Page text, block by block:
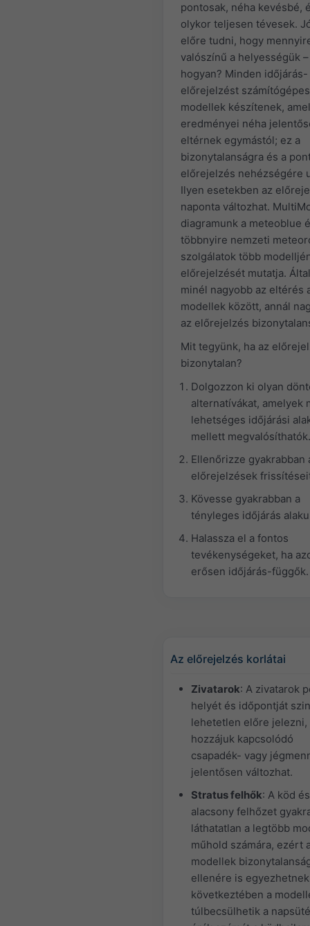
pontosak, néha kevésbé,
olykor teljesen tévesek.
előre tudni, hogy
valószínű a helyességük
hogyan? Minden időjárás-
előrejelzést számítógépes
modellek készítenek,
eredményei néha
eltérnek egymástól; ez a
bizonytalanságra és a
előrejelzés nehézségére
Ilyen esetekben az
naponta változhat.
diagramunk a meteoblue
többnyire nemzeti
szolgálatok több
előrejelzését mutatja.
minél nagyobb az eltérés
modellek között, annál
az előrejelzés
Mit tegyünk, ha az
bizonytalan?
Dolgozzon ki olyan
alternatívákat, amelyek
lehetséges időjárási
mellett megvalósíthatók.
Ellenőrizze gyakrabban
előrejelzések
Kövesse gyakrabban a
tényleges időjárás
Halassza el a fontos
tevékenységeket, ha
erősen időjárás-függők.
Az előrejelzés korlátai
Zivatarok: A zivatarok
helyét és időpontját
lehetetlen előre jelezni,
hozzájuk kapcsolódó
csapadék- vagy
jelentősen változhat.
Stratus felhők: A köd
alacsony felhőzet
láthatatlan a legtöbb
műhold számára, ezért
modellek
ellenére is
következtében a
túlbecsülhetik a